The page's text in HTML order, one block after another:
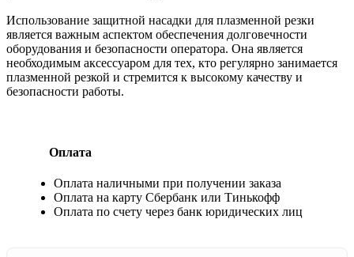
Использование защитной насадки для плазменной резки
является важным аспектом обеспечения долговечности
оборудования и безопасности оператора. Она является
необходимым аксессуаром для тех, кто регулярно занимается
плазменной резкой и стремится к высокому качеству и
безопасности работы.
Оплата
Оплата наличными при получении заказа
Оплата на карту Сбербанк или Тинькофф
Оплата по счету через банк юридических лиц